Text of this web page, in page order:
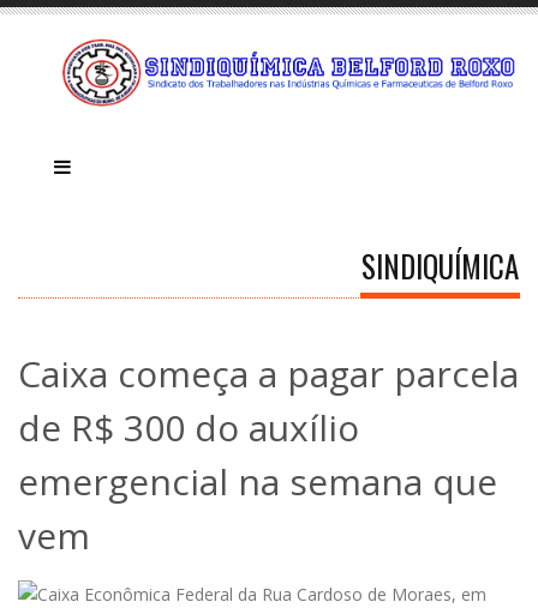
SINDIQUÍMICA
Caixa começa a pagar parcela
de R$ 300 do auxílio
emergencial na semana que
vem